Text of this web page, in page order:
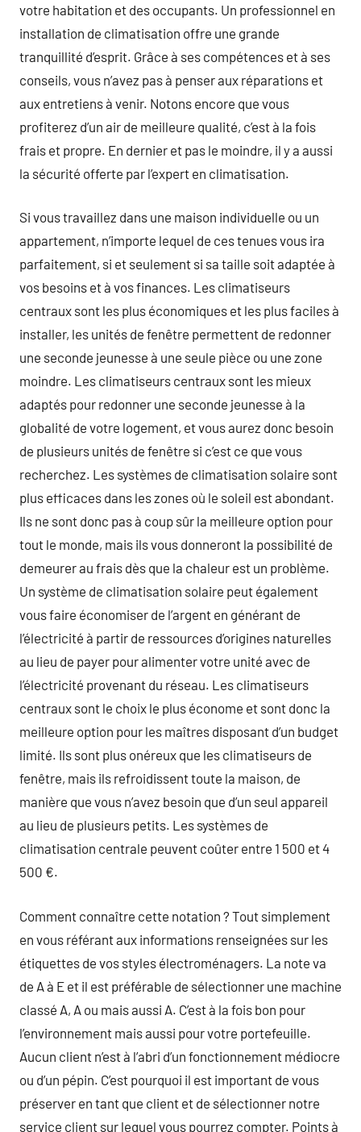
votre habitation et des occupants. Un professionnel en
installation de climatisation offre une grande
tranquillité d’esprit. Grâce à ses compétences et à ses
conseils, vous n’avez pas à penser aux réparations et
aux entretiens à venir. Notons encore que vous
profiterez d’un air de meilleure qualité, c’est à la fois
frais et propre. En dernier et pas le moindre, il y a aussi
la sécurité offerte par l’expert en climatisation.
Si vous travaillez dans une maison individuelle ou un
appartement, n’importe lequel de ces tenues vous ira
parfaitement, si et seulement si sa taille soit adaptée à
vos besoins et à vos finances. Les climatiseurs
centraux sont les plus économiques et les plus faciles à
installer, les unités de fenêtre permettent de redonner
une seconde jeunesse à une seule pièce ou une zone
moindre. Les climatiseurs centraux sont les mieux
adaptés pour redonner une seconde jeunesse à la
globalité de votre logement, et vous aurez donc besoin
de plusieurs unités de fenêtre si c’est ce que vous
recherchez. Les systèmes de climatisation solaire sont
plus efficaces dans les zones où le soleil est abondant.
Ils ne sont donc pas à coup sûr la meilleure option pour
tout le monde, mais ils vous donneront la possibilité de
demeurer au frais dès que la chaleur est un problème.
Un système de climatisation solaire peut également
vous faire économiser de l’argent en générant de
l’électricité à partir de ressources d’origines naturelles
au lieu de payer pour alimenter votre unité avec de
l’électricité provenant du réseau. Les climatiseurs
centraux sont le choix le plus économe et sont donc la
meilleure option pour les maîtres disposant d’un budget
limité. Ils sont plus onéreux que les climatiseurs de
fenêtre, mais ils refroidissent toute la maison, de
manière que vous n’avez besoin que d’un seul appareil
au lieu de plusieurs petits. Les systèmes de
climatisation centrale peuvent coûter entre 1 500 et 4
500 €.
Comment connaître cette notation ? Tout simplement
en vous référant aux informations renseignées sur les
étiquettes de vos styles électroménagers. La note va
de A à E et il est préférable de sélectionner une machine
classé A, A ou mais aussi A. C’est à la fois bon pour
l’environnement mais aussi pour votre portefeuille.
Aucun client n’est à l’abri d’un fonctionnement médiocre
ou d’un pépin. C’est pourquoi il est important de vous
préserver en tant que client et de sélectionner notre
service client sur lequel vous pourrez compter. Points à